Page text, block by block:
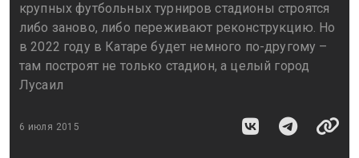
крупных футбольных турниров стадионы строятся
либо заново, либо переживают реконструкцию. Но
в 2022 году в Катаре будет немного по-другому –
там построят не только стадион, а целый город
Лусаил
6 июля 2015